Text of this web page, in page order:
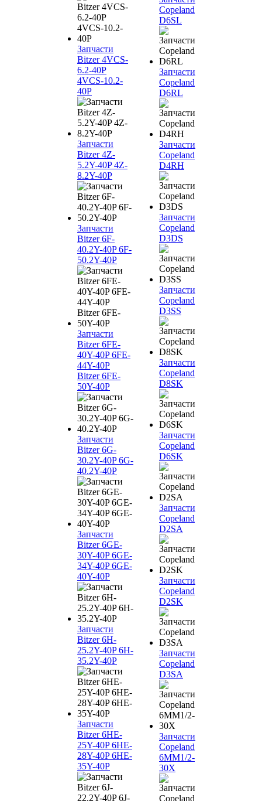
Запчасти
Bitzer 4VCS-
6.2-40P
4VCS-10.2-
40P
Запчасти
Bitzer 4Z-
5.2Y-40P 4Z-
8.2Y-40P
Запчасти
Bitzer 6F-
40.2Y-40P 6F-
50.2Y-40P
Запчасти
Bitzer 6FE-
40Y-40P 6FE-
44Y-40P
Bitzer 6FE-
50Y-40P
Запчасти
Bitzer 6G-
30.2Y-40P 6G-
40.2Y-40P
Запчасти
Bitzer 6GE-
30Y-40P 6GE-
34Y-40P 6GE-
40Y-40P
Запчасти
Bitzer 6H-
25.2Y-40P 6H-
35.2Y-40P
Запчасти
Bitzer 6HE-
25Y-40P 6HE-
28Y-40P 6HE-
35Y-40P
Copeland
D6SL
Запчасти
Copeland
D6RL
Запчасти
Copeland
D4RH
Запчасти
Copeland
D3DS
Запчасти
Copeland
D3SS
Запчасти
Copeland
D8SK
Запчасти
Copeland
D6SK
Запчасти
Copeland
D2SA
Запчасти
Copeland
D2SK
Запчасти
Copeland
D3SA
Запчасти
Copeland
6MM1/2-
30X